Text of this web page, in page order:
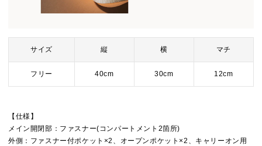
サイズ 縦 横 マチ
フリー 40cm 30cm 12cm
【仕様】
メイン開閉部：ファスナー(コンパートメント2箇所)
外側：ファスナー付ポケット×2、オープンポケット×2、キャリーオン用